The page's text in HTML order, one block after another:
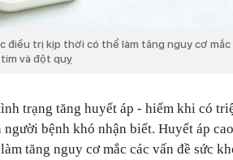
điều trị kịp thời có thể làm tăng nguy cơ mắc
và đột quỵ
trạng tăng huyết áp - hiếm khi có
bệnh khó nhận biết. Huyết áp cao
tăng nguy cơ mắc các vấn đề sức